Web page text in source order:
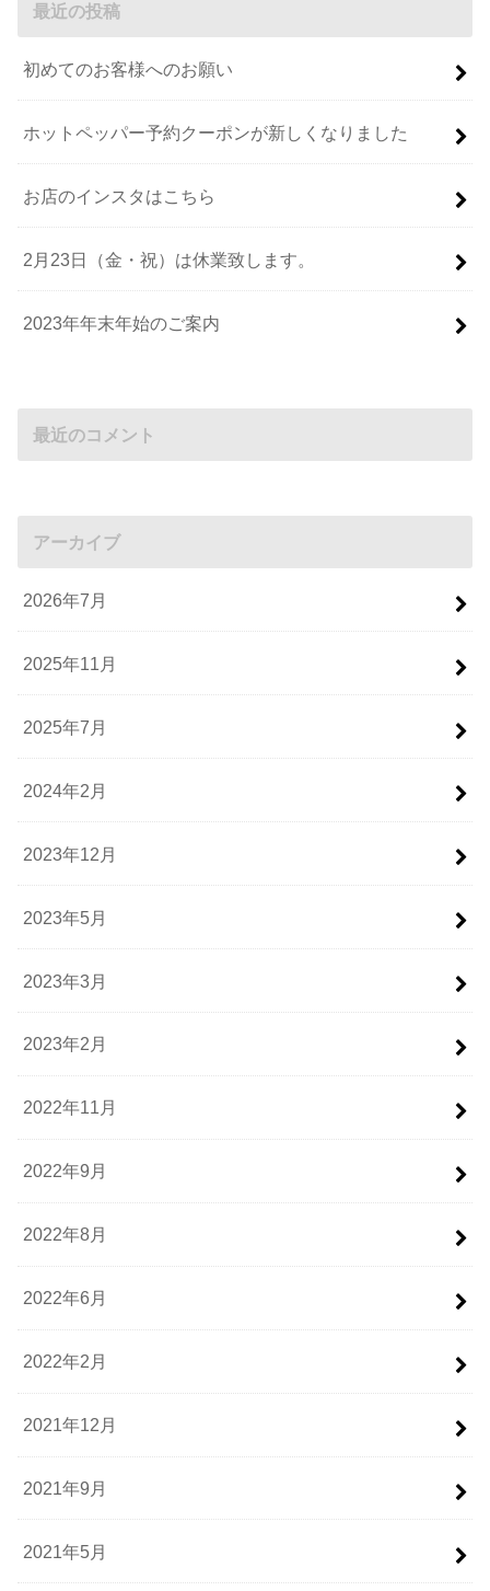
最近の投稿
初めてのお客様へのお願い
ホットペッパー予約クーポンが新しくなりました
お店のインスタはこちら
2月23日（金・祝）は休業致します。
2023年年末年始のご案内
最近のコメント
アーカイブ
2026年7月
2025年11月
2025年7月
2024年2月
2023年12月
2023年5月
2023年3月
2023年2月
2022年11月
2022年9月
2022年8月
2022年6月
2022年2月
2021年12月
2021年9月
2021年5月